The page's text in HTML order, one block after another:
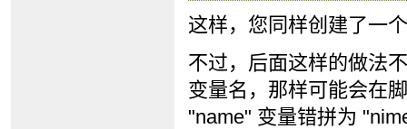
这样，您同样创建了一
不过，后面这样的做法
变量名，那样可能会在
"name" 变量错拼为